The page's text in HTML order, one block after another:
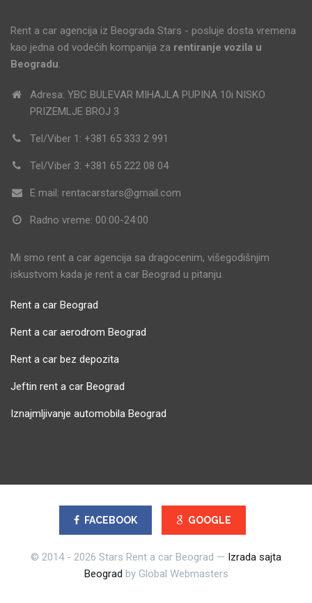
Rent a car agencija iz Beograda Stars - posluje dosta vremena
kao jedna od vodećih kompanija za rentiranje vozila u
Beogradu.
Adresa: YBC BULEVAR MIHAJLA PUPINA 10i NISKO
PRIZEMLJE BROJ 3
Tel/Viber 1: +381 65 333 2 991
Tel/Viber 3: +381 65 222 08 04
E mail: rentacarstars@gmail.com
Radno vreme: 00:00-24:00
Mi smo rent a car agencija sa dragocenim, višegodišnjim
iskustvom kada je rent a car Beograd u pitanju.
Rent a car Beograd
Rent a car aerodrom Beograd
Rent a car bez depozita
Jeftin rent a car Beograd
Iznajmljivanje automobila Beograd
FACEBOOK GOOGLE
© 2014 - 2026 Stars Rent a car Beograd — Izrada sajta
Beograd by Global Webmasters